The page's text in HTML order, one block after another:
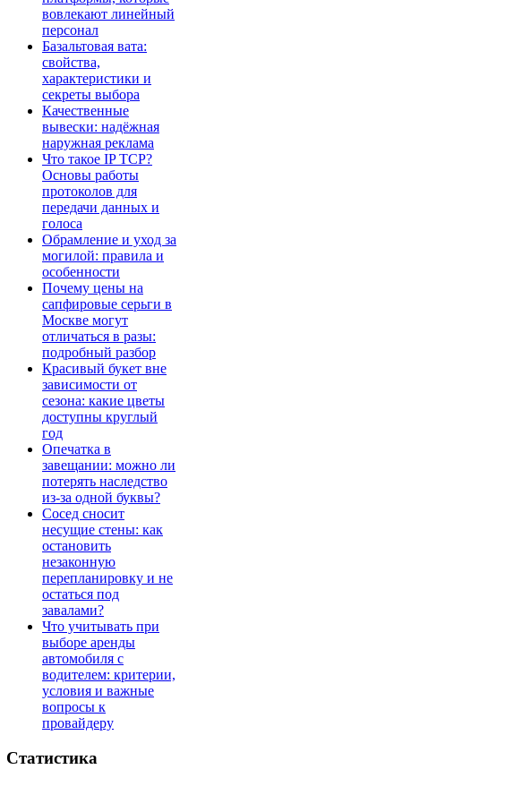
вовлекают линейный
персонал
Базальтовая вата:
свойства,
характеристики и
секреты выбора
Качественные
вывески: надёжная
наружная реклама
Что такое IP TCP?
Основы работы
протоколов для
передачи данных и
голоса
Обрамление и уход за
могилой: правила и
особенности
Почему цены на
сапфировые серьги в
Москве могут
отличаться в разы:
подробный разбор
Красивый букет вне
зависимости от
сезона: какие цветы
доступны круглый
год
Опечатка в
завещании: можно ли
потерять наследство
из-за одной буквы?
Сосед сносит
несущие стены: как
остановить
незаконную
перепланировку и не
остаться под
завалами?
Что учитывать при
выборе аренды
автомобиля с
водителем: критерии,
условия и важные
вопросы к
провайдеру
Статистика